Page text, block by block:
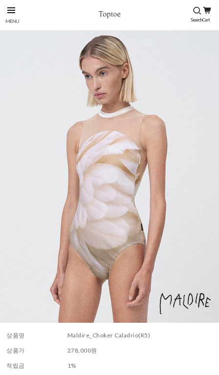
상품명 Maldire_Choker Caladrio(R5)
상품가 278,000원
적립금 1%